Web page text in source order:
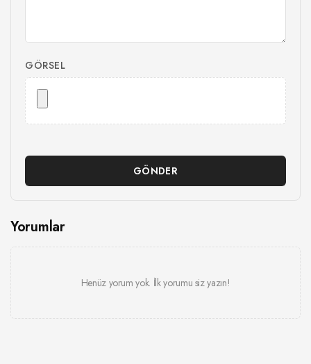
GÖRSEL
GÖNDER
Yorumlar
Henüz yorum yok. İlk yorumu siz yazın!